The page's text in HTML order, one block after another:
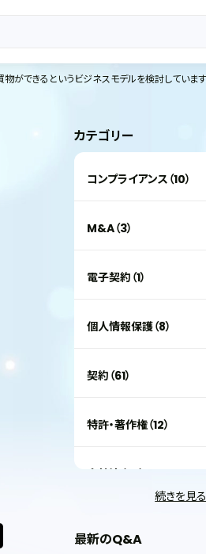
カテゴリー
コンプライアンス（10）
M&A（3）
電子契約（1）
個人情報保護（8）
契約（61）
特許・著作権（12）
会社法（35）
続きを見る
最新のQ&A